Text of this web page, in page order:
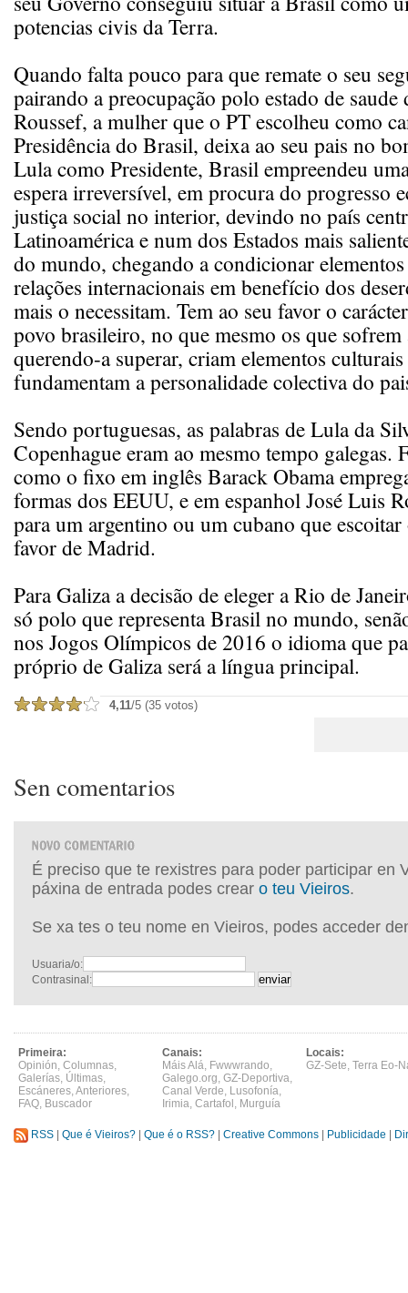
potencias civis da Terra.
Quando falta pouco para que remate o seu
pairando a preocupação polo estado de
Roussef, a mulher que o PT escolheu como
Presidência do Brasil, deixa ao seu pais no
Lula como Presidente, Brasil empreendeu
espera irreversível, em procura do progresso
justiça social no interior, devindo no país
Latinoamérica e num dos Estados mais
do mundo, chegando a condicionar
relações internacionais em benefício dos
mais o necessitam. Tem ao seu favor o
povo brasileiro, no que mesmo os que sofrem
querendo-a superar, criam elementos
fundamentam a personalidade colectiva do
Sendo portuguesas, as palabras de Lula da
Copenhague eram ao mesmo tempo galegas.
como o fixo em inglês Barack Obama
formas dos EEUU, e em espanhol José Luis
para um argentino ou um cubano que
favor de Madrid.
Para Galiza a decisão de eleger a Rio de
só polo que representa Brasil no mundo,
nos Jogos Olímpicos de 2016 o idioma que
próprio de Galiza será a língua principal.
4,11/5 (35 votos)
Sen comentarios
É preciso que te rexistres para poder participar en
páxina de entrada podes crear o teu Vieiros.
Se xa tes o teu nome en Vieiros, podes acceder
Usuaria/o:
Contrasinal:
Primeira:
Opinión, Columnas,
Galerías, Últimas,
Escáneres,Anteriores,
FAQ, Buscador
Canais:
Máis Alá, Fwwwrando,
Galego.org, GZ-Deportiva,
Canal Verde, Lusofonía,
Irimia, Cartafol , Murguía
Locais:
GZ-Sete, Terra Eo-
RSS Que é Vieiros? Que é o RSS? Creative Commons Publicidade